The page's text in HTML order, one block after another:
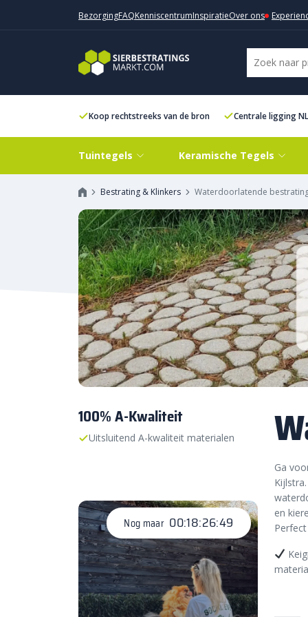
BezorgingFAQKenniscentrumInspiratieOver ons
Koop rechtstreeks van de bron Centrale ligging NL
Tuintegels Keramische Tegels
Bestrating & Klinkers Waterdoorlatende
100% A-Kwaliteit
Uitsluitend A-kwaliteit materialen
Nog maar 00:18:26:48
Ga
en